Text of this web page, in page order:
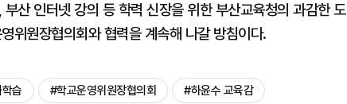
산 인터넷 강의 등 학력 신장을 위한 부산교육청의 과감한 도
위원장협의회와 협력을 계속해 나갈 방침이다.
습 #학교운영위원장협의회 #하윤수 교육감